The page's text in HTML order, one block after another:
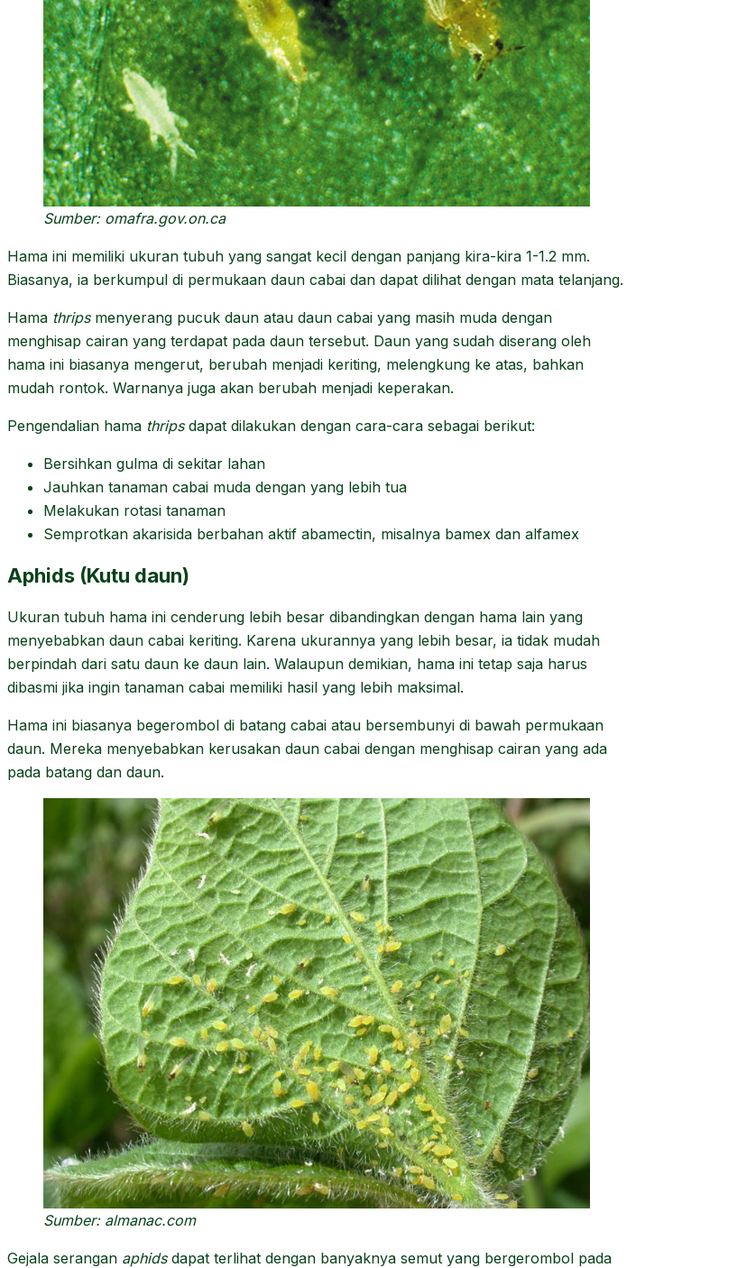
Sumber: omafra.gov.on.ca
Hama ini memiliki ukuran tubuh yang sangat kecil dengan panjang kira-kira 1-1.2 mm.
Biasanya, ia berkumpul di permukaan daun cabai dan dapat dilihat dengan mata telanjang.
Hama thrips menyerang pucuk daun atau daun cabai yang masih muda dengan
menghisap cairan yang terdapat pada daun tersebut. Daun yang sudah diserang oleh
hama ini biasanya mengerut, berubah menjadi keriting, melengkung ke atas, bahkan
mudah rontok. Warnanya juga akan berubah menjadi keperakan.
Pengendalian hama thripsdapat dilakukan dengan cara-cara sebagai berikut:
Bersihkan gulma di sekitar lahan
Jauhkan tanaman cabai muda dengan yang lebih tua
Melakukan rotasi tanaman
Semprotkan akarisida berbahan aktif abamectin, misalnya bamex dan alfamex
Aphids (Kutu daun)
Ukuran tubuh hama ini cenderung lebih besar dibandingkan dengan hama lain yang
menyebabkan daun cabai keriting. Karena ukurannya yang lebih besar, ia tidak mudah
berpindah dari satu daun ke daun lain. Walaupun demikian, hama ini tetap saja harus
dibasmi jika ingin tanaman cabai memiliki hasil yang lebih maksimal.
Hama ini biasanya begerombol di batang cabai atau bersembunyi di bawah permukaan
daun. Mereka menyebabkan kerusakan daun cabai dengan menghisap cairan yang ada
pada batang dan daun.
Sumber: almanac.com
Gejala serangan aphidsdapat terlihat dengan banyaknya semut yang bergerombol pada